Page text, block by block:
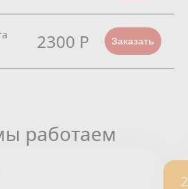
2300 Р Заказать
работаем